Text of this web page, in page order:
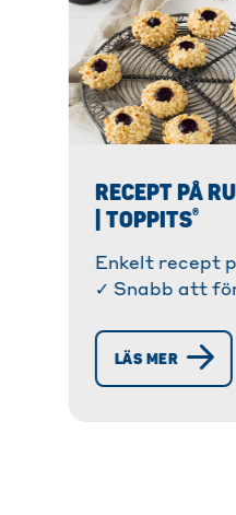
RECEPT PÅ
| TOPPITS®
Enkelt recept
✓ Snabb att
Läckra, små
själv. » Mer!
LÄS MER